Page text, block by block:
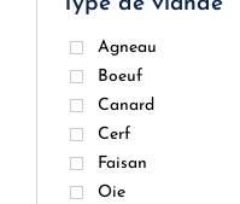
Agneau
Boeuf
Canard
Cerf
Faisan
Oie